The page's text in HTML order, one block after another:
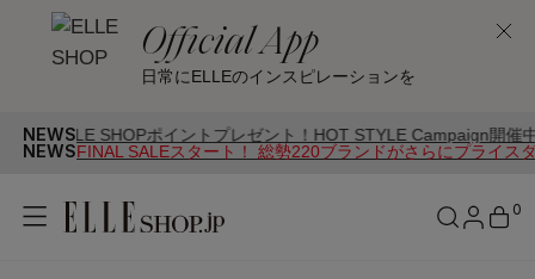
Official App
日常にELLEのインスピレーションを
NEWSポイントプレゼント！HOT STYLE Campaign開催中
NEWSFINAL SALEスタート！ 総勢220ブランドがさらにプライス
0